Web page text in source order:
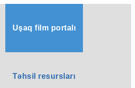
Uşaq film portalı
Təhsil resursları